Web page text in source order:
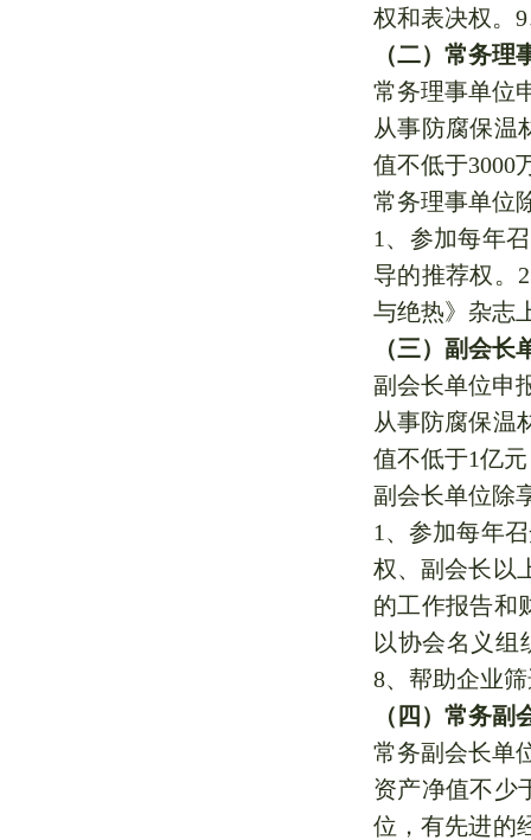
权和表决权。
（二）常务
常务理事单位
从事防腐保温
值不低于3000
常务理事单位
1、参加每年
导的推荐权。
与绝热》杂志
（三）副会
副会长单位申
从事防腐保温
值不低于1亿
副会长单位除
1、参加每年
权、副会长以
的工作报告和
以协会名义组
8、帮助企业
（四）常务
常务副会长单
资产净值不少
位，有先进的